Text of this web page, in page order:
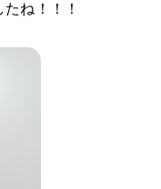
ね！！！